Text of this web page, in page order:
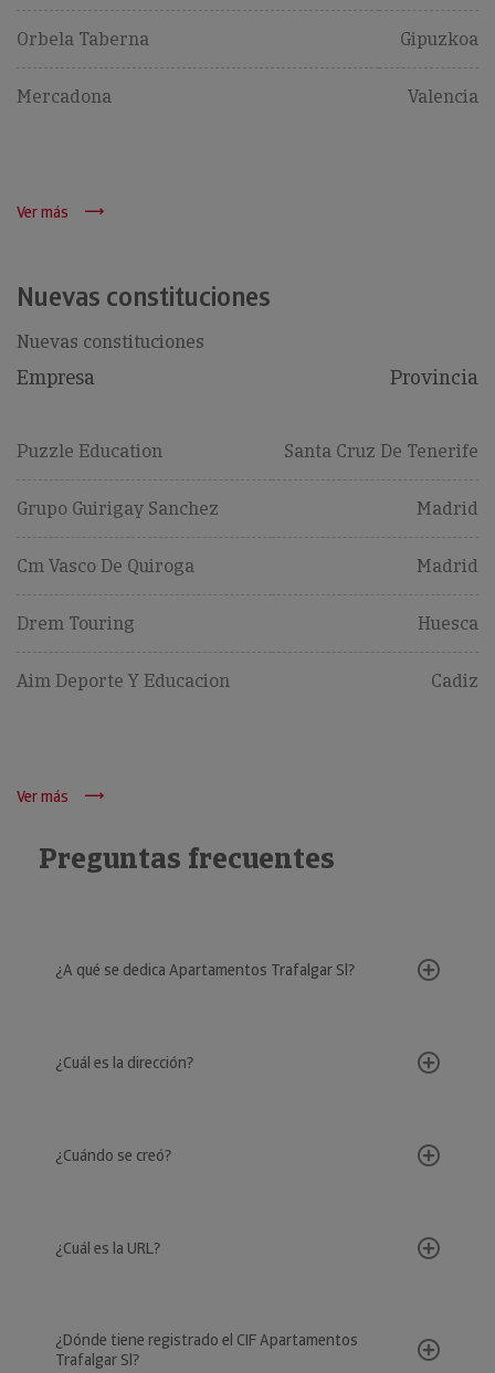
Orbela Taberna Gipuzkoa
Mercadona Valencia
Ver más
Nuevas constituciones
Nuevas constituciones
Empresa Provincia
Puzzle Education Santa Cruz De Tenerife
Grupo Guirigay Sanchez Madrid
Cm Vasco De Quiroga Madrid
Drem Touring Huesca
Aim Deporte Y Educacion Cadiz
Ver más
Preguntas frecuentes
¿A qué se dedica Apartamentos Trafalgar Sl?
¿Cuál es la dirección?
¿Cuándo se creó?
¿Cuál es la URL?
¿Dónde tiene registrado el CIF Apartamentos
Trafalgar Sl?